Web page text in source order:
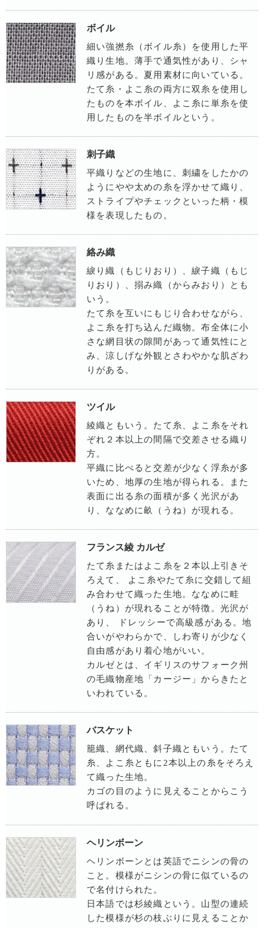
ボイル
細い強撚糸（ボイル糸）を使用した平
織り生地。薄手で通気性があり、シャ
リ感がある。夏用素材に向いている。
たて糸・よこ糸の両方に双糸を使用し
たものを本ボイル、よこ糸に単糸を使
用したものを半ボイルという。
刺子織
平織りなどの生地に、刺繍をしたかの
ようにやや太めの糸を浮かせて織り、
ストライプやチェックといった柄・模
様を表現したもの。
絡み織
綟り織（もじりおり）、綟子織（もじ
りおり）、搦み織（からみおり）とも
いう。
たて糸を互いにもじり合わせながら、
よこ糸を打ち込んだ織物。布全体に小
さな網目状の隙間があって通気性にと
み、涼しげな外観とさわやかな肌ざわ
りがある。
ツイル
綾織ともいう。たて糸、よこ糸をそれ
ぞれ２本以上の間隔で交差させる織り
方。
平織に比べると交差が少なく浮糸が多
いため、地厚の生地が得られる。また
表面に出る糸の面積が多く光沢があ
り、ななめに畝（うね）が現れる。
フランス綾 カルゼ
たて糸またはよこ糸を２本以上引きそ
ろえて、 よこ糸やたて糸に交錯して組
み合わせて織った生地。ななめに畦
（うね）が現れることが特徴。光沢が
あり、 ドレッシーで高級感がある。地
合いがやわらかで、しわ寄りが少なく
自由感があり着心地がいい。
カルゼとは、イギリスのサフォーク州
の毛織物産地「カージー」からきたと
いわれている。
バスケット
籠織、網代織、斜子織ともいう。たて
糸、よこ糸ともに2本以上の糸をそろえ
て織った生地。
カゴの目のように見えることからこう
呼ばれる。
ヘリンボーン
ヘリンボーンとは英語でニシンの骨の
こと。模様がニシンの骨に似ているの
で名付けられた。
日本語では杉綾織という。山型の連続
した模様が杉の枝ぶりに見えることか